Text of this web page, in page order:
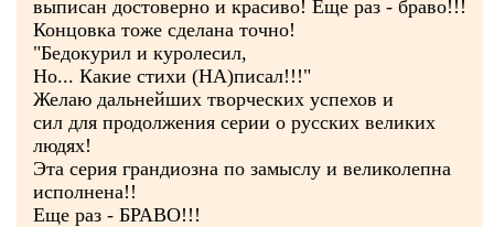
выписан достоверно и красиво! Еще раз - браво!!!
Концовка тоже сделана точно!
"Бедокурил и куролесил,
Но... Какие стихи (НА)писал!!!"
Желаю дальнейших творческих успехов и
сил для продолжения серии о русских великих
людях!
Эта серия грандиозна по замыслу и великолепна
исполнена!!
Еще раз - БРАВО!!!